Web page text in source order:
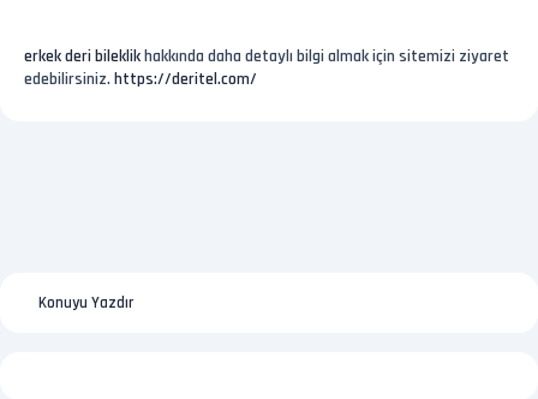
erkek deri bileklikhakkında daha detaylı bilgi almak için sitemizi ziyaret
edebilirsiniz. https://deritel.com/
Konuyu Yazdır